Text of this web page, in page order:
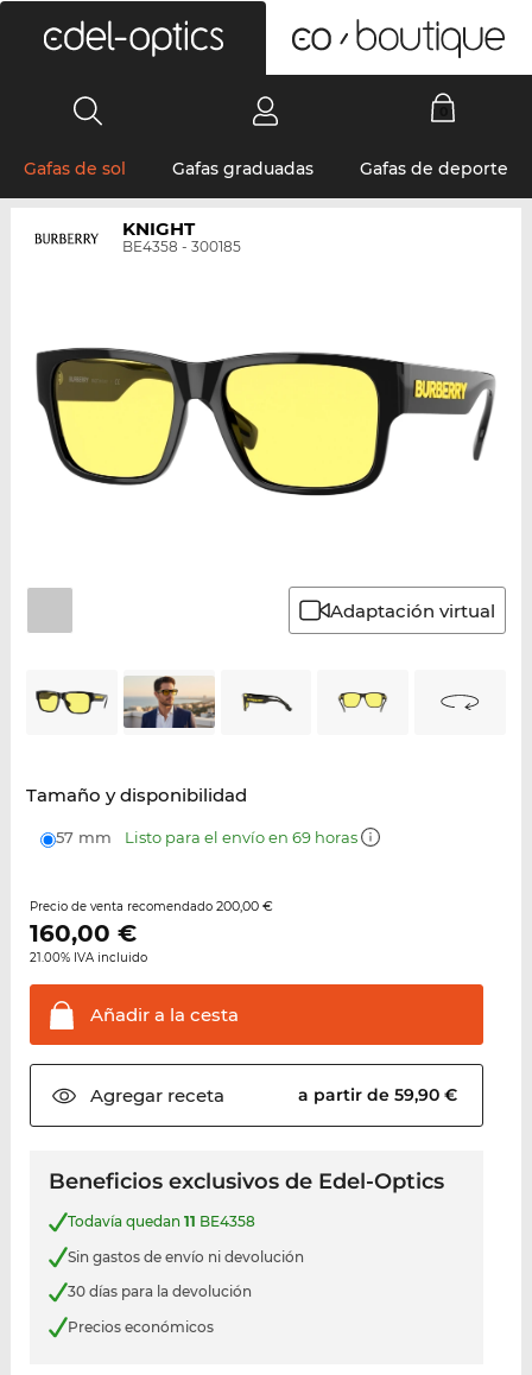
Gafas de sol Gafas graduadas Gafas de deporte
KNIGHT
BE4358 - 300185
Adaptación virtual
Tamaño y disponibilidad
57 mm Listo para el envío en 69 horas
Precio de venta recomendado 200,00 €
160,00 €
21.00% IVA incluido
Añadir a la cesta
Agregarreceta a partir de 59,90 €
Beneficios exclusivos de Edel-Optics
Todavía quedan 11 BE4358
Sin gastos de envío ni devolución
30 días para la devolución
Precios económicos